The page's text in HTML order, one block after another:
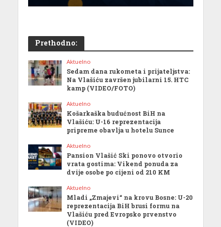
Prethodno:
Aktuelno
Sedam dana rukometa i prijateljstva:
Na Vlašiću završen jubilarni 15. HTC
kamp (VIDEO/FOTO)
Aktuelno
Košarkaška budućnost BiH na
Vlašiću: U-16 reprezentacija
pripreme obavlja u hotelu Sunce
Aktuelno
Pansion Vlašić Ski ponovo otvorio
vrata gostima: Vikend ponuda za
dvije osobe po cijeni od 210 KM
Aktuelno
Mladi „Zmajevi“ na krovu Bosne: U-20
reprezentacija BiH brusi formu na
Vlašiću pred Evropsko prvenstvo
(VIDEO)